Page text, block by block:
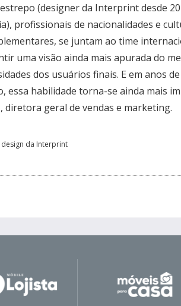
(designer da Interprint desde
profissionais de nacionalidades e
se juntam ao time
uma visão ainda mais apurada do
dos usuários finais. E em anos
essa habilidade torna-se ainda mais
diretora geral de vendas e marketing.
design da Interprint